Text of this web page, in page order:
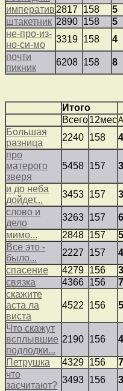
императив 2817 158 5
штакетник 2890 158 5
не-про-из-
но-си-мо
3319 158 4
почти
пикник
6208 158 8
Итого
Всего12мес
Большая
разница
2240 158 4
про
матерого
зверя
5458 157 3
и до неба
дойдет...
3453 157 3
слово и
дело
3263 157 6
мимо...
2848 157 5
Все это -
было...
2227 157 4
спасение
4279 156 3
связка
4366 156 7
скажите
аста ла
виста
4522 156 5
Что скажут
всплывшие
подлодки...
2190 156 4
Петрушка 4329 156 7
что
засчитают?
3493 156 3